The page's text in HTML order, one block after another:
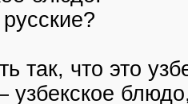
так, что это